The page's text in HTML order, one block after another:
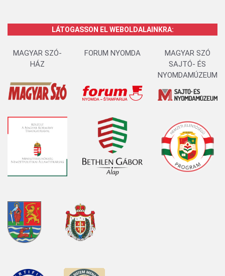
LÁTOGASSON EL WEBOLDALAINKRA:
MAGYAR SZÓ-
HÁZ
FORUM NYOMDA
MAGYAR SZÓ
SAJTÓ- ÉS
NYOMDAMÚZEUM